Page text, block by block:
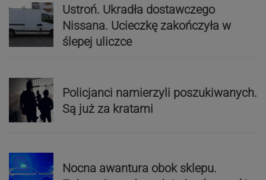
Ustroń. Ukradła dostawczego
Nissana. Ucieczkę zakończyła w
ślepej uliczce
Policjanci namierzyli poszukiwanych.
Są już za kratami
Nocna awantura obok sklepu.